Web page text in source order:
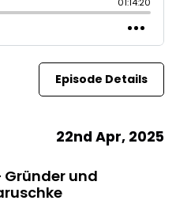
Episode Details
22nd Apr, 2025
Gründer und